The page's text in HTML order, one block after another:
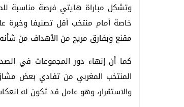
وتشكل مباراة هايتي فرصة مناسبة
خاصة أمام منتخب أقل تصنيفا وخبرة
مقنع وبفارق مريح من الأهداف من شأنه
كما أن إنهاء دور المجموعات في
والاستقرار، وهو عامل قد تكون له